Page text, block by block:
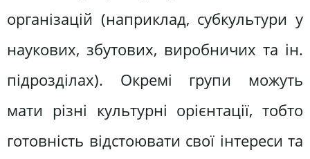
організацій (наприклад, субкультури у
наукових, збутових, виробничих та ін.
підрозділах). Окремі групи можуть
мати різні культурні орієнтації, тобто
готовність відстоювати свої інтереси та